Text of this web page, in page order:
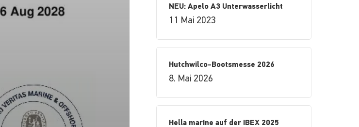
NEU: Apelo A3 Unterwasserlicht
11 Mai 2023
Hutchwilco-Bootsmesse 2026
8. Mai 2026
Hella marine auf der IBEX 2025